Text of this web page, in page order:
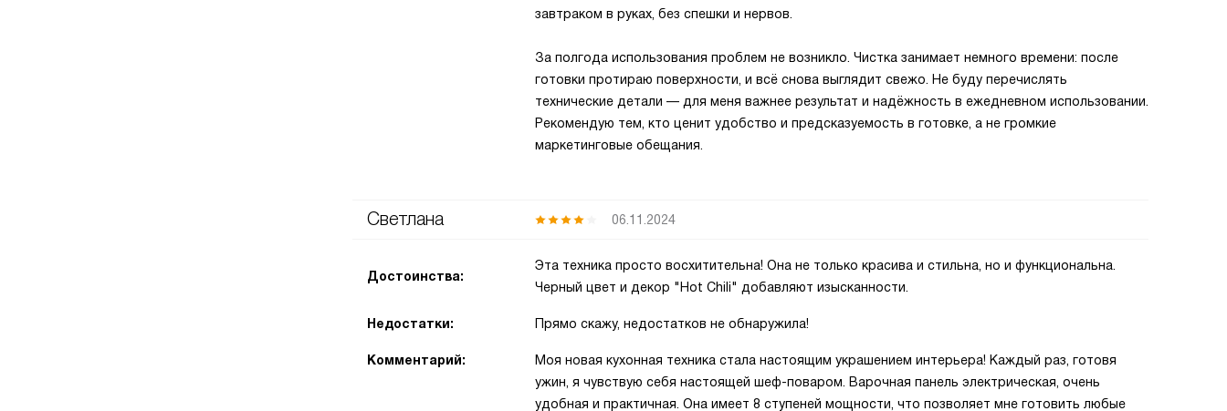
завтраком в руках, без спешки и нервов.
За полгода использования проблем не возникло. Чистка занимает немного времени: после
готовки протираю поверхности, и всё снова выглядит свежо. Не буду перечислять
технические детали — для меня важнее результат и надёжность в ежедневном использовании.
Рекомендую тем, кто ценит удобство и предсказуемость в готовке, а не громкие
маркетинговые обещания.
Светлана 06.11.2024
Достоинства:
Эта техника просто восхитительна! Она не только красива и стильна, но и функциональна.
Черный цвет и декор "Hot Chili" добавляют изысканности.
Недостатки: Прямо скажу, недостатков не обнаружила!
Комментарий:
Моя новая кухонная техника стала настоящим украшением интерьера! Каждый раз, готовя
ужин, я чувствую себя настоящей шеф-поваром. Варочная панель электрическая, очень
удобная и практичная. Она имеет 8 ступеней мощности, что позволяет мне готовить любые